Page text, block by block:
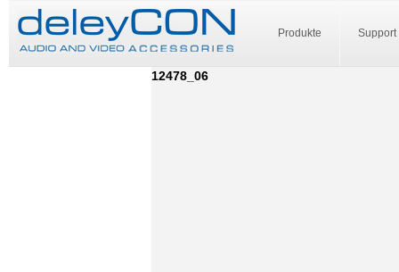
Produkte Support
12478_06